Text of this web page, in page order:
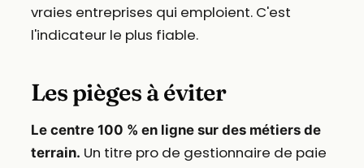
vraies entreprises qui emploient. C'est
l'indicateur le plus fiable.
Les pièges à éviter
Le centre 100 % en ligne sur des métiers de
terrain. Un titre pro de gestionnaire de paie